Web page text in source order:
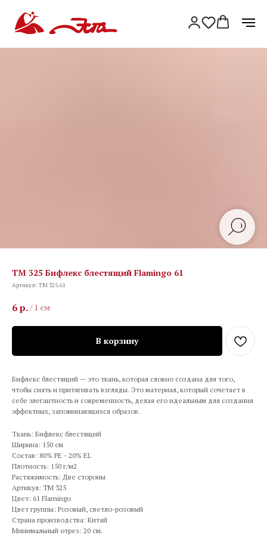
TM 325 Бифлекс блестящий Flamingo 61
Артикул:TM 325.61
6р./ 1 см
В корзину
Бифлекс блестящий — это ткань, которая словно создана для того,
чтобы сиять и притягивать взгляды. Это материал, который сочетает в
себе элегантность и современность, делая его идеальным для создания
эффектных, запоминающихся образов.
Ткань: Бифлекс блестящий
Ширина: 150 см
Состав: 80% PE - 20% EL
Плотность: 150 г/м2
Растяжимость: Две стороны
Артикул: TM 325
Цвет: 61 Flamingo
Цвет группы: Розовый, светло-розовый
Страна производства: Китай
Минимальный отрез: 20 см.